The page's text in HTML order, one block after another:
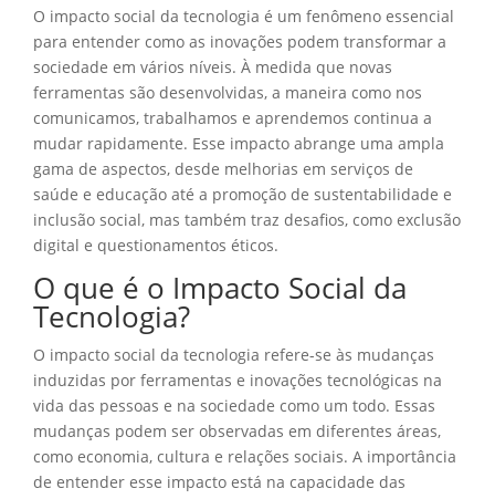
O impacto social da tecnologia é um fenômeno essencial
para entender como as inovações podem transformar a
sociedade em vários níveis. À medida que novas
ferramentas são desenvolvidas, a maneira como nos
comunicamos, trabalhamos e aprendemos continua a
mudar rapidamente. Esse impacto abrange uma ampla
gama de aspectos, desde melhorias em serviços de
saúde e educação até a promoção de sustentabilidade e
inclusão social, mas também traz desafios, como exclusão
digital e questionamentos éticos.
O que é o Impacto Social da
Tecnologia?
O impacto social da tecnologia refere-se às mudanças
induzidas por ferramentas e inovações tecnológicas na
vida das pessoas e na sociedade como um todo. Essas
mudanças podem ser observadas em diferentes áreas,
como economia, cultura e relações sociais. A importância
de entender esse impacto está na capacidade das